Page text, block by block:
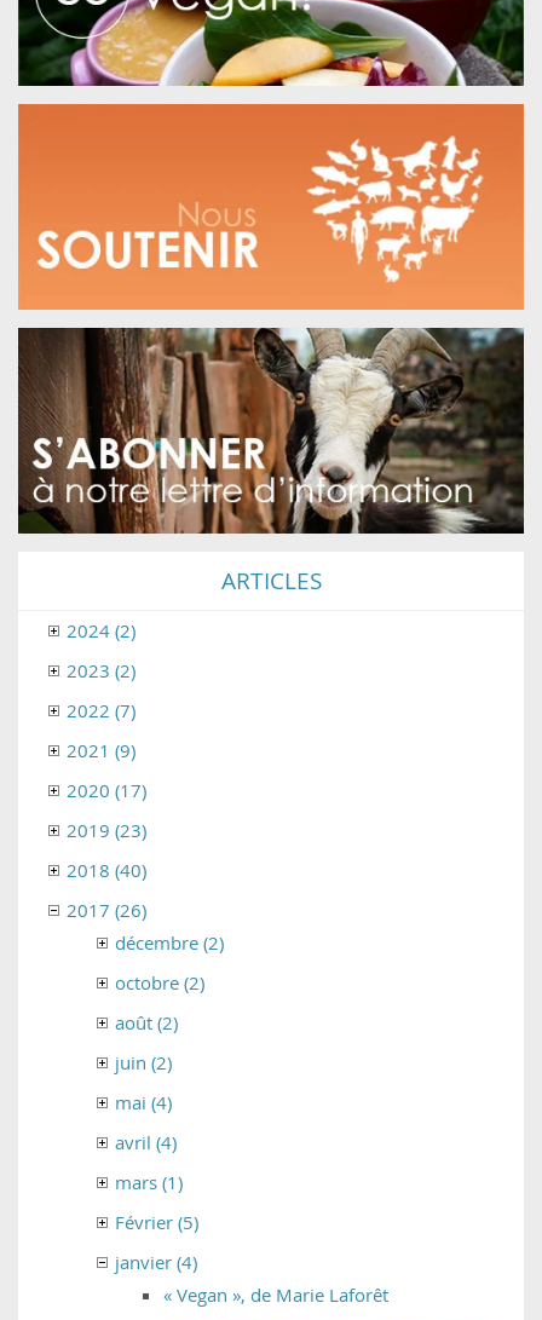
ARTICLES
2024 (2)
2023 (2)
2022 (7)
2021 (9)
2020 (17)
2019 (23)
2018 (40)
2017 (26)
décembre (2)
octobre (2)
août (2)
juin (2)
mai (4)
avril (4)
mars (1)
Février (5)
janvier (4)
« Vegan », de Marie Laforêt